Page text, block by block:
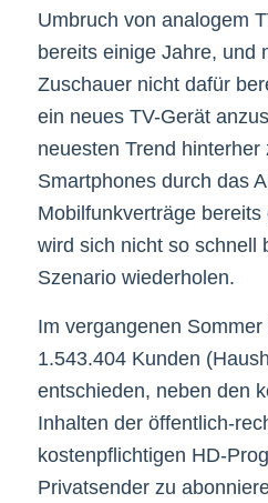
Umbruch von analogem
bereits einige Jahre, und
Zuschauer nicht dafür
ein neues TV-Gerät
neuesten Trend hinterher
Smartphones durch das
Mobilfunkverträge
wird sich nicht so schnell
Szenario wiederholen.
Im vergangenen
1.543.404 Kunden
entschieden, neben den
Inhalten der öffentlich-
kostenpflichtigen HD-
Privatsender zu